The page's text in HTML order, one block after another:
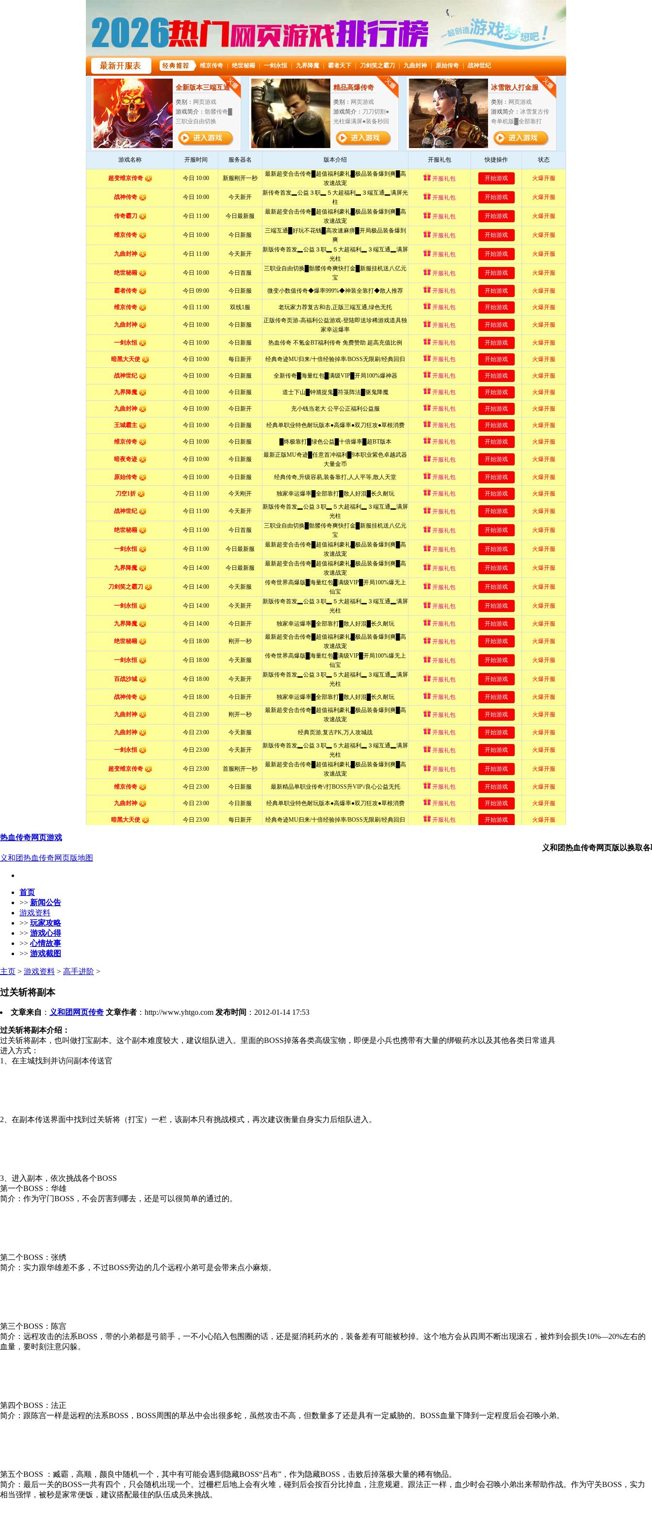
热血传奇网页游戏
义和团热血传奇网页版以换取各
义和团热血传奇网页版地图
首页
>> 新闻公告
游戏资料
>> 玩家攻略
>> 游戏心得
>>心情故事
>> 游戏截图
主页 > 游戏资料 > 高手进阶 >
过关斩将副本
文章来自 ： 义和团网页传奇 文章作者 ：http://www.yhtgo.com 发布时间 ：2012-01-14 17:53
过关斩将副本介绍：
过关斩将副本，也叫做打宝副本。这个副本难度较大，建议组队进入。里面的BOSS掉落各类高级宝物，即便是小兵也携带有大量的绑银药水以及其他各类日常道具
进入方式：
1、在主城找到并访问副本传送官
2、在副本传送界面中找到过关斩将（打宝）一栏，该副本只有挑战模式，再次建议衡量自身实力后组队进入。
3、进入副本，依次挑战各个BOSS
第一个BOSS：华雄
简介：作为守门BOSS，不会厉害到哪去，还是可以很简单的通过的。
第二个BOSS：张绣
简介：实力跟华雄差不多，不过BOSS旁边的几个远程小弟可是会带来点小麻烦。
第三个BOSS：陈宫
简介：远程攻击的法系BOSS，带的小弟都是弓箭手，一不小心陷入包围圈的话，还是挺消耗药水的，装备差有可能被秒掉。这个地方会从四周不断出现滚石，被炸到会损失10%—20%左右的
血量，要时刻注意闪躲。
第四个BOSS：法正
简介：跟陈宫一样是远程的法系BOSS，BOSS周围的草丛中会出很多蛇，虽然攻击不高，但数量多了还是具有一定威胁的。BOSS血量下降到一定程度后会召唤小弟。
第五个BOSS ：臧霸，高顺，颜良中随机一个，其中有可能会遇到隐藏BOSS“吕布”，作为隐藏BOSS，击败后掉落极大量的稀有物品。
简介：最后一关的BOSS一共有四个，只会随机出现一个。过栅栏后地上会有火堆，碰到后会按百分比掉血，注意规避。跟法正一样，血少时会召唤小弟出来帮助作战。作为守关BOSS，实力
相当强悍，被秒是家常便饭，建议搭配最佳的队伍成员来挑战。